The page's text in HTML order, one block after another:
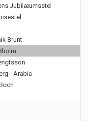
Jubilæumsstel
Brunt
- Arabia